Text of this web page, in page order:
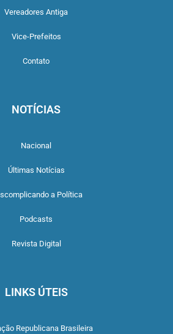
Vereadores Antiga
Vice-Prefeitos
Contato
NOTÍCIAS
Nacional
Últimas Notícias
a Política
Podcasts
Revista Digital
LINKS ÚTEIS
Republicana Brasileira